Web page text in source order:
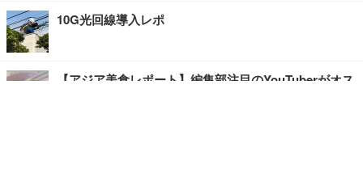
10G光回線導入レポ
【アジア美食レポート】編集部注目のYouTuberがオス